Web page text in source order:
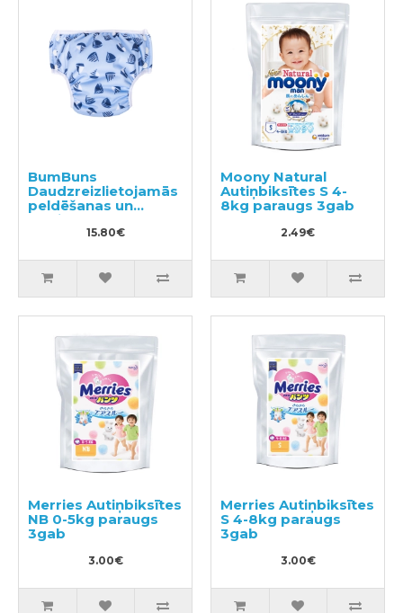
BumBuns
Daudzreizlietojamās
peldēšanas un
podiņmācību
autiņbiksīte L 14–
15.80€
Moony Natural
Autiņbiksītes S 4-
8kg paraugs 3gab
2.49€
Merries Autiņbiksītes
NB 0-5kg paraugs
3gab
3.00€
Merries Autiņbiksītes
S 4-8kg paraugs
3gab
3.00€